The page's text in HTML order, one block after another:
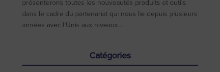
présenterons toutes les nouveautés produits et outils
dans le cadre du partenariat qui nous lie depuis plusieurs
années avec l’Unis aux niveaux...
Catégories